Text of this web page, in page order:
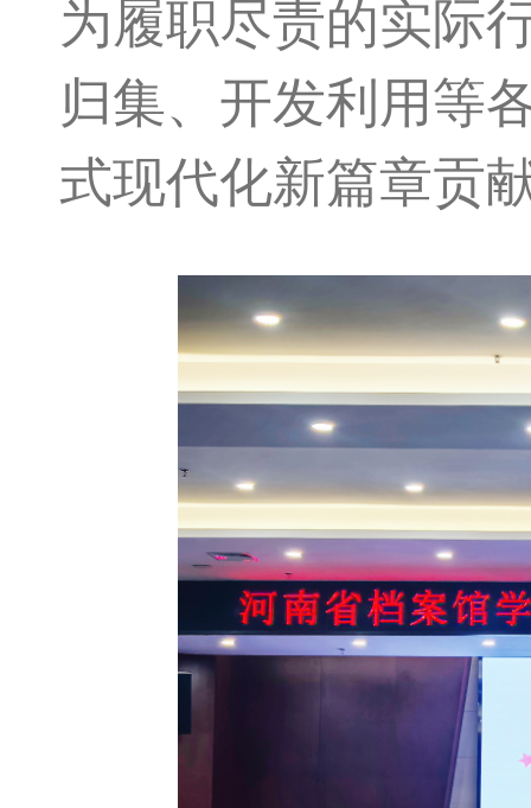
为履职尽责的实际
归集、开发利用等
式现代化新篇章贡